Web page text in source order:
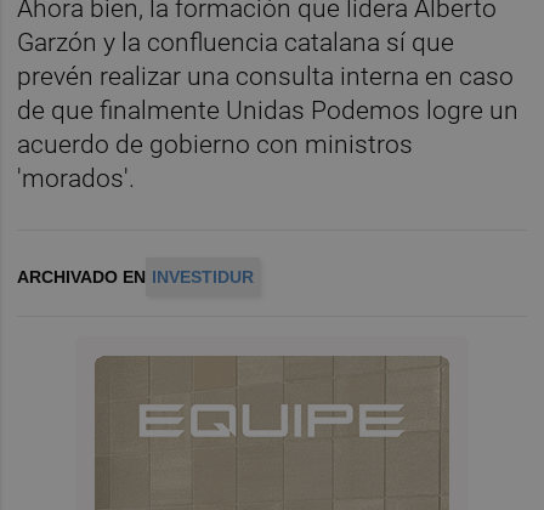
Ahora bien, la formación que lidera Alberto
Garzón y la confluencia catalana sí que
prevén realizar una consulta interna en caso
de que finalmente Unidas Podemos logre un
acuerdo de gobierno con ministros
'morados'.
ARCHIVADO EN INVESTIDUR